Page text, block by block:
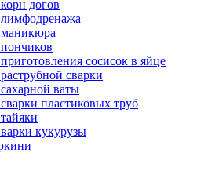
догов
лимфодренажа
маникюра
сосисок в яйце
сварки
ваты
пластиковых труб
кукурузы